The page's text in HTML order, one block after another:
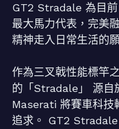
GT2 Stradale 為目
最大馬力代表，完美
精神走入日常生活的
作為三叉戟性能標竿
的「Stradale」 源自
Maserati 將賽車科技
追求。 GT2